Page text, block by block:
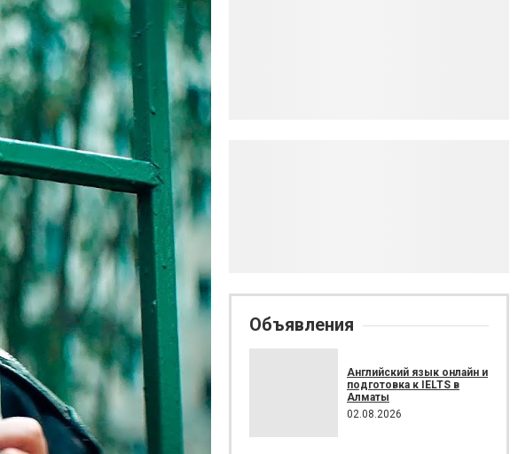
Объявления
Английский язык онлайн и
подготовка к IELTS в
Алматы
02.08.2026